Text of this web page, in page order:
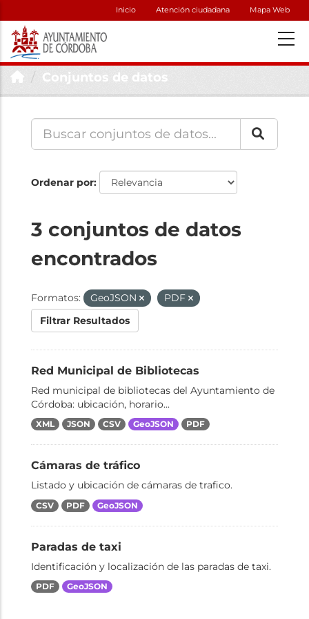
Inicio Atención ciudadana Mapa Web
Conjuntos de datos
Ordenar por
3 conjuntos de datos
encontrados
Formatos: GeoJSON
PDF
Filtrar Resultados
Red Municipal de Bibliotecas
Red municipal de bibliotecas del Ayuntamiento de
Córdoba: ubicación, horario...
XML JSON CSV GeoJSON PDF
Cámaras de tráfico
Listado y ubicación de cámaras de trafico.
CSV PDF GeoJSON
Paradas de taxi
Identificación y localización de las paradas de taxi.
PDF GeoJSON